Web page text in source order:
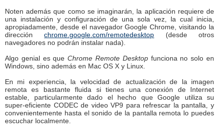
Noten además que como se imaginarán, la aplicación requiere de
una instalación y configuración de una sola vez, la cual inicia,
apropiadamente, desde el navegador Google Chrome, visitando la
direcciónchrome.google.com/remotedesktop (desde otros
navegadores no podrán instalar nada).
Algo genial es queChrome Remote Desktopfunciona no solo en
Windows, sino además en Mac OS X y Linux.
En mi experiencia, la velocidad de actualización de la imagen
remota es bastante fluida si tienes una conexión de Internet
estable, particularmente dado el hecho que Google utiliza su
super-eficiente CODEC de video VP9 para refrescar la pantalla, y
convenientemente hasta el sonido de la pantalla remota lo puedes
escuchar localmente.